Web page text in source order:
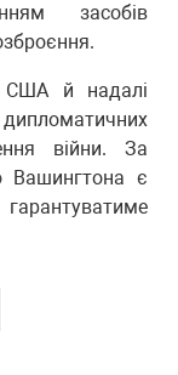
засобів
США й надалі
війни. За
Вашингтона є